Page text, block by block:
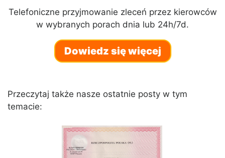
Telefoniczne przyjmowanie zleceń przez kierowców
w wybranych porach dnia lub 24h/7d.
Dowiedz się więcej
Przeczytaj także nasze ostatnie posty w tym
temacie: